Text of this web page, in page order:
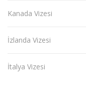
Kanada Vizesi
İzlanda Vizesi
İtalya Vizesi